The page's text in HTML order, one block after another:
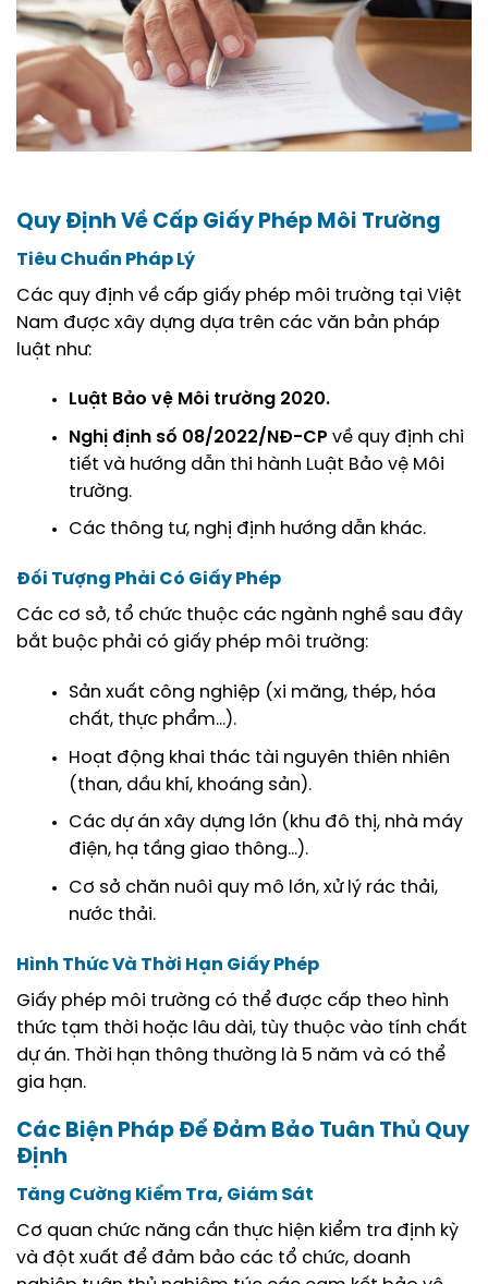
Quy Định Về Cấp Giấy Phép Môi Trường
Tiêu Chuẩn Pháp Lý
Các quy định về cấp giấy phép môi trường tại Việt
Nam được xây dựng dựa trên các văn bản pháp
luật như:
Luật Bảo vệ Môi trường 2020.
Nghị định số 08/2022/NĐ-CP về quy định chi
tiết và hướng dẫn thi hành Luật Bảo vệ Môi
trường.
Các thông tư, nghị định hướng dẫn khác.
Đối Tượng Phải Có Giấy Phép
Các cơ sở, tổ chức thuộc các ngành nghề sau đây
bắt buộc phải có giấy phép môi trường:
Sản xuất công nghiệp (xi măng, thép, hóa
chất, thực phẩm…).
Hoạt động khai thác tài nguyên thiên nhiên
(than, dầu khí, khoáng sản).
Các dự án xây dựng lớn (khu đô thị, nhà máy
điện, hạ tầng giao thông…).
Cơ sở chăn nuôi quy mô lớn, xử lý rác thải,
nước thải.
Hình Thức Và Thời Hạn Giấy Phép
Giấy phép môi trường có thể được cấp theo hình
thức tạm thời hoặc lâu dài, tùy thuộc vào tính chất
dự án. Thời hạn thông thường là 5 năm và có thể
gia hạn.
Các Biện Pháp Để Đảm Bảo Tuân Thủ Quy
Định
Tăng Cường Kiểm Tra, Giám Sát
Cơ quan chức năng cần thực hiện kiểm tra định kỳ
và đột xuất để đảm bảo các tổ chức, doanh